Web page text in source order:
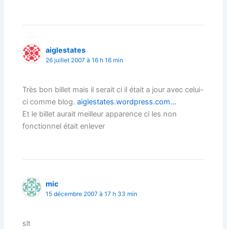
aiglestates
26 juillet 2007 à 16 h 16 min
Très bon billet mais il serait ci il était a jour avec celui-
ci comme blog.aiglestates.wordpress.com…
Et le billet aurait meilleur apparence ci les non
fonctionnel était enlever
mic
15 décembre 2007 à 17 h 33 min
slt